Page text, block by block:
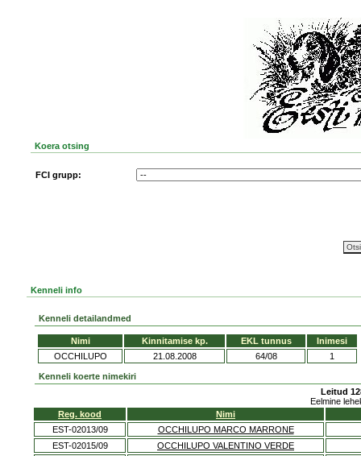
Koera otsing
FCI grupp:
Kenneli info
Kenneli detailandmed
Nimi Kinnitamise kp. EKL tunnus
Inimesi
OCCHILUPO
21.08.2008 64/08 1
Kenneli koerte nimekiri
Leitud
Eelmine
Reg. kood
Nimi
EST-02013/09
OCCHILUPO MARCO MARRONE
EST-02015/09
OCCHILUPO VALENTINO VERDE